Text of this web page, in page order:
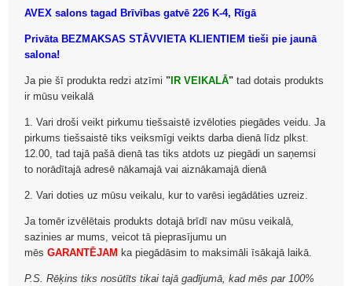
AVEX salons tagad Brīvības gatvē 226 K-4, Rīgā
Privāta BEZMAKSAS STĀVVIETA KLIENTIEM tieši pie jaunā
salona!
Ja pie šī produkta redzi atzīmi " IR VEIKALĀ" tad dotais produkts
ir mūsu veikalā
1. Vari droši veikt pirkumu tiešsaistē izvēloties piegādes veidu. Ja
pirkums tiešsaistē tiks veiksmīgi veikts darba dienā līdz plkst.
12.00, tad tajā pašā dienā tas tiks atdots uz piegādi un saņemsi
to norādītajā adresē nākamajā vai aiznākamajā dienā
2. Vari doties uz mūsu veikalu, kur to varēsi iegādāties uzreiz.
Ja tomēr izvēlētais produkts dotajā brīdī nav mūsu veikalā,
sazinies ar mums, veicot tā pieprasījumu un
mēsGARANTĒJAM ka piegādāsim to maksimāli īsākajā laikā.
P.S. Rēķins tiks nosūtīts tikai tajā gadījumā, kad mēs par 100%